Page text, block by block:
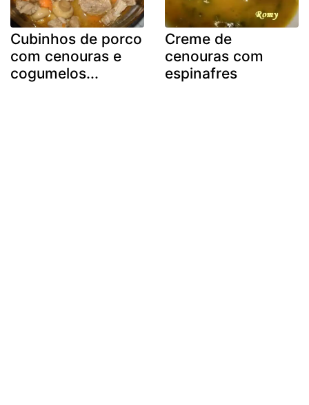
Cubinhos de porco
com cenouras e
cogumelos...
Creme de
cenouras com
espinafres